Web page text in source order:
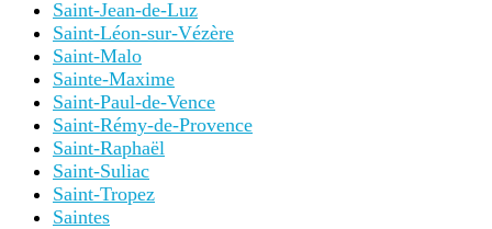
Saint-Jean-de-Luz
Saint-Léon-sur-Vézère
Saint-Malo
Sainte-Maxime
Saint-Paul-de-Vence
Saint-Rémy-de-Provence
Saint-Raphaël
Saint-Suliac
Saint-Tropez
Saintes